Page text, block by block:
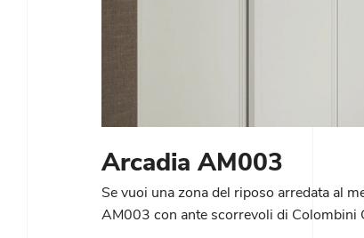
Arcadia AM003
Se vuoi una zona del riposo arredata al
AM003 con ante scorrevoli di Colombini